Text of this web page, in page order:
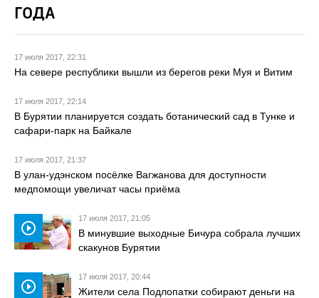
ГОДА
17 июля 2017, 22:31
На севере республики вышли из берегов реки Муя и Витим
17 июля 2017, 22:14
В Бурятии планируется создать ботанический сад в Тунке и
сафари-парк на Байкале
17 июля 2017, 21:37
В улан-удэнском посёлке Вагжанова для доступности
медпомощи увеличат часы приёма
play_circle_outline
17 июля 2017, 21:05
В минувшие выходные Бичура собрала лучших
скакунов Бурятии
play_circle_outline
17 июля 2017, 20:44
Жители села Подлопатки собирают деньги на